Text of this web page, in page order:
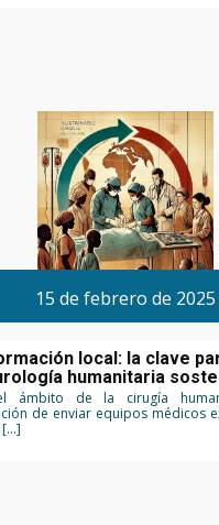
15 de febrero de 2025
local: la clave
humanitaria
ámbito de la cirugía
de enviar equipos médicos
[…]